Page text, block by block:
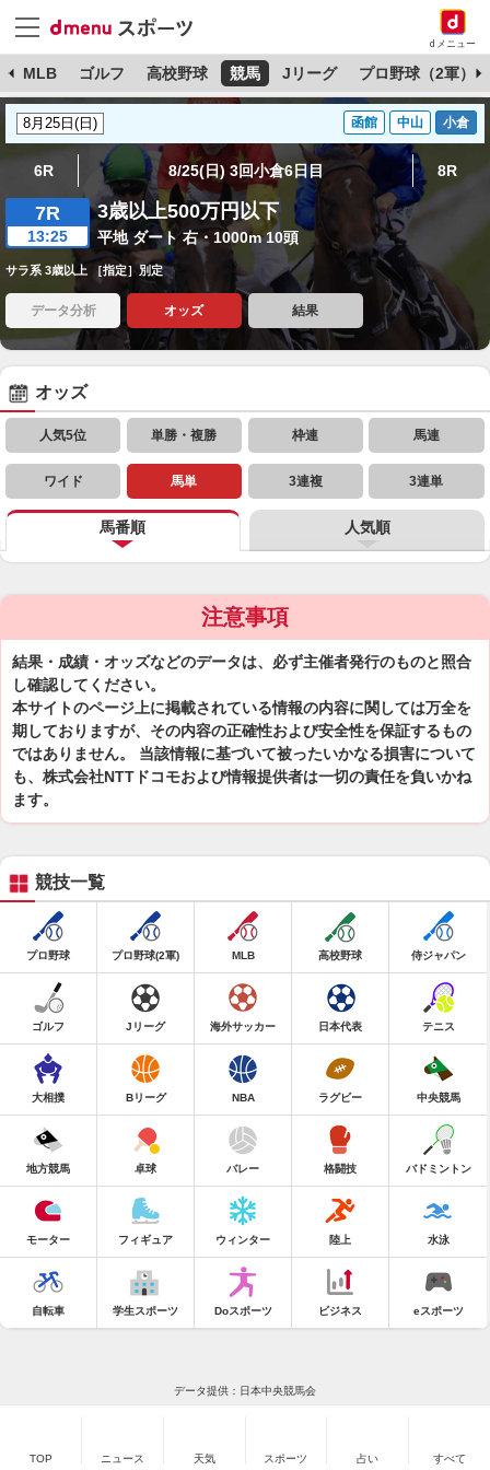
dメニュー
MLB ゴルフ 高校野球 競馬 Jリーグ プロ野球（2軍）
函館 中山 小倉
6R 8/25(日) 3回小倉6日目 8R
7R
13:25
3歳以上500万円以下
平地 ダート 右・1000m 10頭
サラ系 3歳以上 ［指定］別定
データ分析 オッズ 結果
オッズ
人気5位 単勝・複勝 枠連 馬連
ワイド 馬単 3連複 3連単
馬番順 人気順
注意事項
結果・成績・オッズなどのデータは、必ず主催者発行のものと照合
し確認してください。
本サイトのページ上に掲載されている情報の内容に関しては万全を
期しておりますが、その内容の正確性および安全性を保証するもの
ではありません。 当該情報に基づいて被ったいかなる損害について
も、株式会社NTTドコモおよび情報提供者は一切の責任を負いかね
ます。
競技一覧
プロ野球 プロ野球(2軍) MLB 高校野球 侍ジャパン
ゴルフ Jリーグ 海外サッカー 日本代表 テニス
大相撲 Bリーグ NBA ラグビー 中央競馬
地方競馬 卓球 バレー 格闘技 バドミントン
モーター フィギュア ウィンター 陸上 水泳
自転車 学生スポーツ Doスポーツ ビジネス eスポーツ
データ提供：日本中央競馬会
TOP ニュース 天気 スポーツ 占い すべて